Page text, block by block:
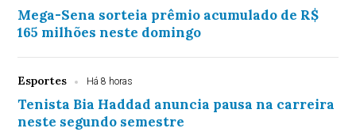
Mega-Sena sorteia prêmio acumulado de R$
165 milhões neste domingo
Esportes Há 8 horas
Tenista Bia Haddad anuncia pausa na carreira
neste segundo semestre